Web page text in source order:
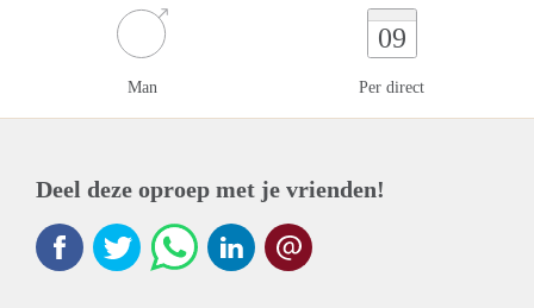
Man
09
Per direct
Deel deze oproep met je vrienden!